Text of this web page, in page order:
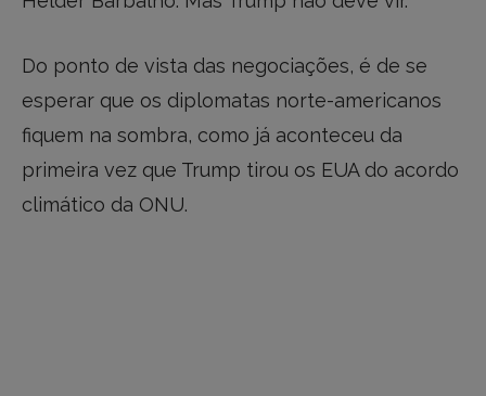
Do ponto de vista das negociações, é de se
esperar que os diplomatas norte-americanos
fiquem na sombra, como já aconteceu da
primeira vez que Trump tirou os EUA do acordo
climático da ONU.